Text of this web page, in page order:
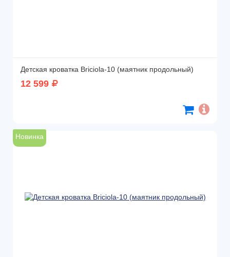
Детская кроватка Briciola-10 (маятник продольный)
12 599
Новинка